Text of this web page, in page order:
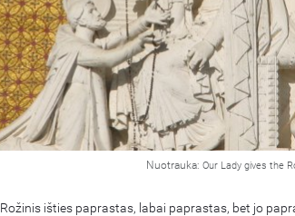
Nuotrauka: Our Lady gives the
Rožinis išties paprastas, labai paprastas, bet jo